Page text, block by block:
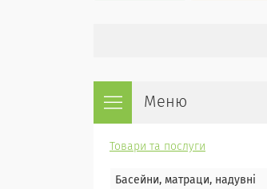
Товари та послуги
Басейни, матраци, надувні